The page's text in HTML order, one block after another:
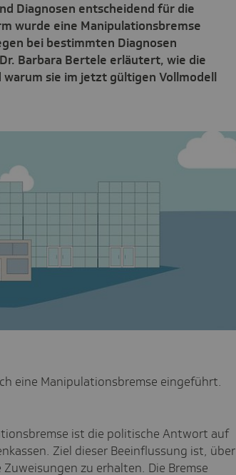
Diagnosen entscheidend für die
wurde eine Manipulationsbremse
bei bestimmten Diagnosen
Barbara Bertele erläutert, wie die
sie im jetzt gültigen Vollmodell
eine Manipulationsbremse eingeführt.
ist die politische Antwort auf
Ziel dieser Beeinflussung ist, über
zu erhalten. Die Bremse